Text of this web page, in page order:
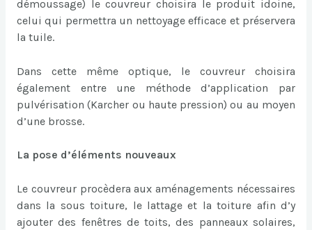
démoussage) le couvreur choisira le produit idoine,
celui qui permettra un nettoyage efficace et préservera
la tuile.
Dans cette même optique, le couvreur choisira
également entre une méthode d’application par
pulvérisation (Karcher ou haute pression) ou au moyen
d’une brosse.
La pose d’éléments nouveaux
Le couvreur procèdera aux aménagements nécessaires
dans la sous toiture, le lattage et la toiture afin d’y
ajouter des fenêtres de toits, des panneaux solaires,